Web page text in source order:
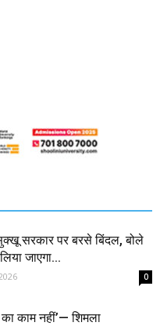
सरकार पर बरसे बिंदल, बोले
जाएगा...
0
काम नहीं’— शिमला